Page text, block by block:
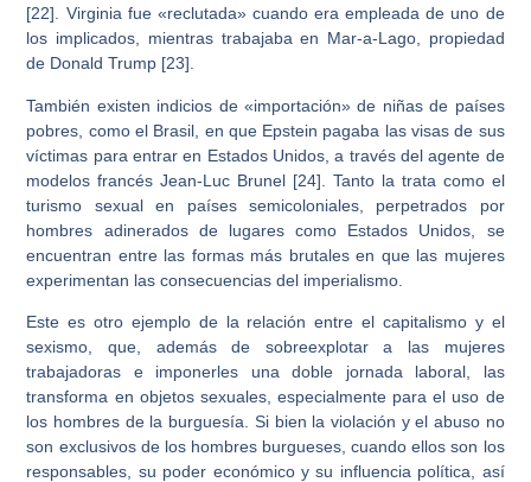
[22]. Virginia fue «reclutada» cuando era empleada de uno de
los implicados, mientras trabajaba en Mar-a-Lago, propiedad
de Donald Trump [23].
También existen indicios de «importación» de niñas de países
pobres, como el Brasil, en que Epstein pagaba las visas de sus
víctimas para entrar en Estados Unidos, a través del agente de
modelos francés Jean-Luc Brunel [24]. Tanto la trata como el
turismo sexual en países semicoloniales, perpetrados por
hombres adinerados de lugares como Estados Unidos, se
encuentran entre las formas más brutales en que las mujeres
experimentan las consecuencias del imperialismo.
Este es otro ejemplo de la relación entre el capitalismo y el
sexismo, que, además de sobreexplotar a las mujeres
trabajadoras e imponerles una doble jornada laboral, las
transforma en objetos sexuales, especialmente para el uso de
los hombres de la burguesía. Si bien la violación y el abuso no
son exclusivos de los hombres burgueses, cuando ellos son los
responsables, su poder económico y su influencia política, así